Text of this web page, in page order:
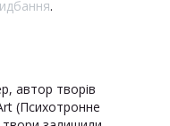
.
автор творів
(Психотронне